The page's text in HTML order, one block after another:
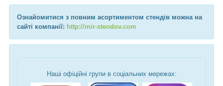
Ознайомитися з повним асортиментом стендів можна на
сайті компанії: http://mir-stendov.com
Наші офіційні групи в соціальних мережах: